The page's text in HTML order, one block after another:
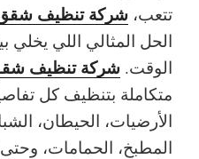
تتعب، شركة تنظيف شقق
الحل المثالي اللي
الوقت. شركة تنظيف
متكاملة بتنظيف كل
الأرضيات، الحيطان،
المطبخ، الحمامات، وحتى